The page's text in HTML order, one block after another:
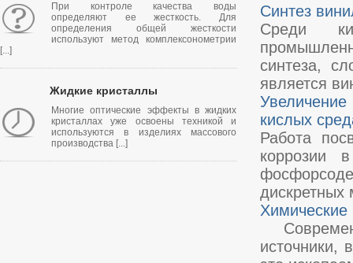
При контроле качества воды
определяют ее жесткость. Для
определения общей жесткости
используют метод комплексонометрии
[...]
Жидкие кристаллы
Многие оптические эффекты в жидких
кристаллах уже освоены техникой и
используются в изделиях массового
производства [...]
Синтез
Среди
синтеза,
является
кислых
Работа
коррозии
дискретных
Химические
источники,